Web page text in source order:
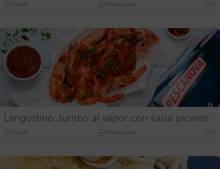
10 min Principiante 2
Langostino Jumbo al vapor con salsa picante
35 min Principiante 4